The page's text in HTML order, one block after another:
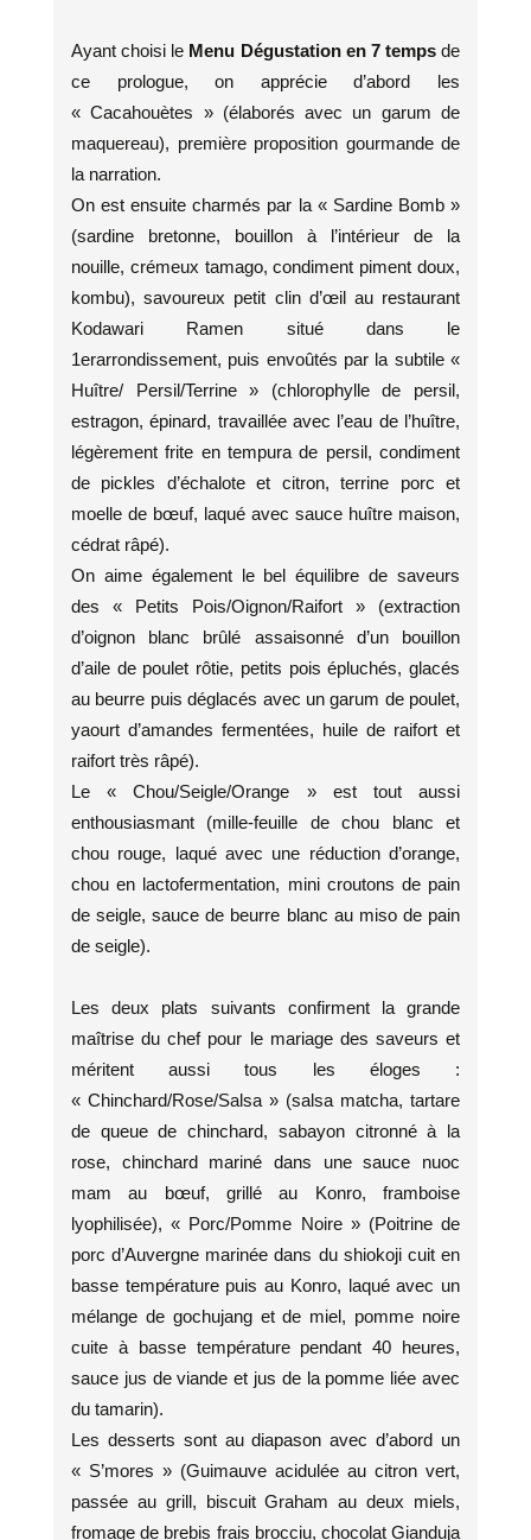
Ayant choisi le Menu Dégustation en 7 temps de
ce prologue, on apprécie d’abord les
« Cacahouètes » (élaborés avec un garum de
maquereau), première proposition gourmande de
la narration.
On est ensuite charmés par la « Sardine Bomb »
(sardine bretonne, bouillon à l’intérieur de la
nouille, crémeux tamago, condiment piment doux,
kombu), savoureux petit clin d’œil au restaurant
Kodawari Ramen situé dans le
1erarrondissement, puis envoûtés par la subtile «
Huître/ Persil/Terrine » (chlorophylle de persil,
estragon, épinard, travaillée avec l’eau de l’huître,
légèrement frite en tempura de persil, condiment
de pickles d’échalote et citron, terrine porc et
moelle de bœuf, laqué avec sauce huître maison,
cédrat râpé).
On aime également le bel équilibre de saveurs
des « Petits Pois/Oignon/Raifort » (extraction
d’oignon blanc brûlé assaisonné d’un bouillon
d’aile de poulet rôtie, petits pois épluchés, glacés
au beurre puis déglacés avec un garum de poulet,
yaourt d’amandes fermentées, huile de raifort et
raifort très râpé).
Le « Chou/Seigle/Orange » est tout aussi
enthousiasmant (mille-feuille de chou blanc et
chou rouge, laqué avec une réduction d’orange,
chou en lactofermentation, mini croutons de pain
de seigle, sauce de beurre blanc au miso de pain
de seigle).
Les deux plats suivants confirment la grande
maîtrise du chef pour le mariage des saveurs et
méritent aussi tous les éloges :
« Chinchard/Rose/Salsa » (salsa matcha, tartare
de queue de chinchard, sabayon citronné à la
rose, chinchard mariné dans une sauce nuoc
mam au bœuf, grillé au Konro, framboise
lyophilisée), « Porc/Pomme Noire » (Poitrine de
porc d’Auvergne marinée dans du shiokoji cuit en
basse température puis au Konro, laqué avec un
mélange de gochujang et de miel, pomme noire
cuite à basse température pendant 40 heures,
sauce jus de viande et jus de la pomme liée avec
du tamarin).
Les desserts sont au diapason avec d’abord un
« S’mores » (Guimauve acidulée au citron vert,
passée au grill, biscuit Graham au deux miels,
fromage de brebis frais brocciu, chocolat Gianduja